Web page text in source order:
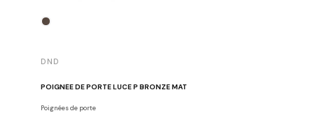
DND
POIGNÉE DE PORTE LUCE P BRONZE MAT
Poignées de porte